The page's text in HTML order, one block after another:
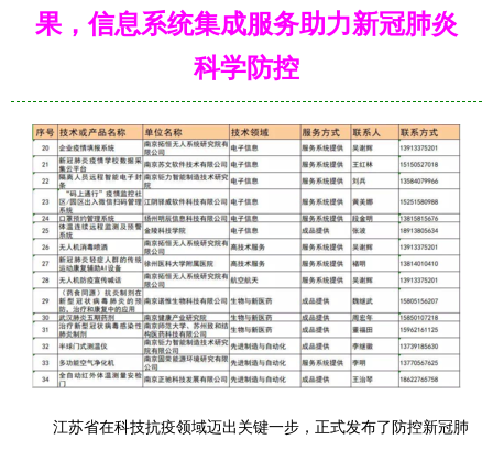
果，信息系统集成服务助力新冠肺炎
科学防控
江苏省在科技抗疫领域迈出关键一步，正式发布了防控新冠肺